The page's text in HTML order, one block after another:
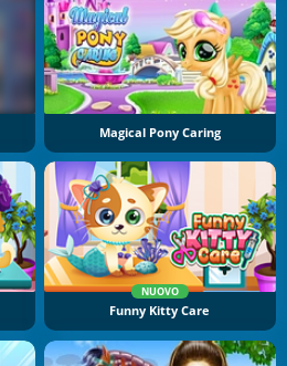
Magical Pony Caring
NUOVO
Funny Kitty Care